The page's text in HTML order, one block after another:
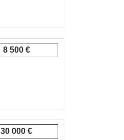
8 500 €
30 000 €